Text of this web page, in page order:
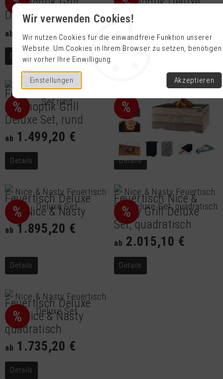
Wir verwenden Cookies!
Wir nutzen Cookies für die einwandfreie Funktion unserer
Website. Um Cookies in Ihrem Browser zu setzen, benötigen
wir vorher Ihre Einwilligung.
Einstellungen Akzeptieren
Deluxe Set
ab 1.141,20 €
Details
Set, rund
ab 1.219,20 €
%
Feuertisch
Betonoptik Grill
Deluxe Set, rund
ab 1.499,20 €
Details
%
Nasty Grill Deluxe Set
ab 2.175,20 €
Details
%
Feuertisch Deluxe
Set, Nice & Nasty
ab 1.895,20 €
Details
%
Feuertisch Nice &
Nasty Grill Deluxe
Set, quadratisch
ab 2.015,10 €
Details
%
Feuertisch Deluxe
Set Nice & Nasty
quadratisch
ab 1.735,20 €
Details